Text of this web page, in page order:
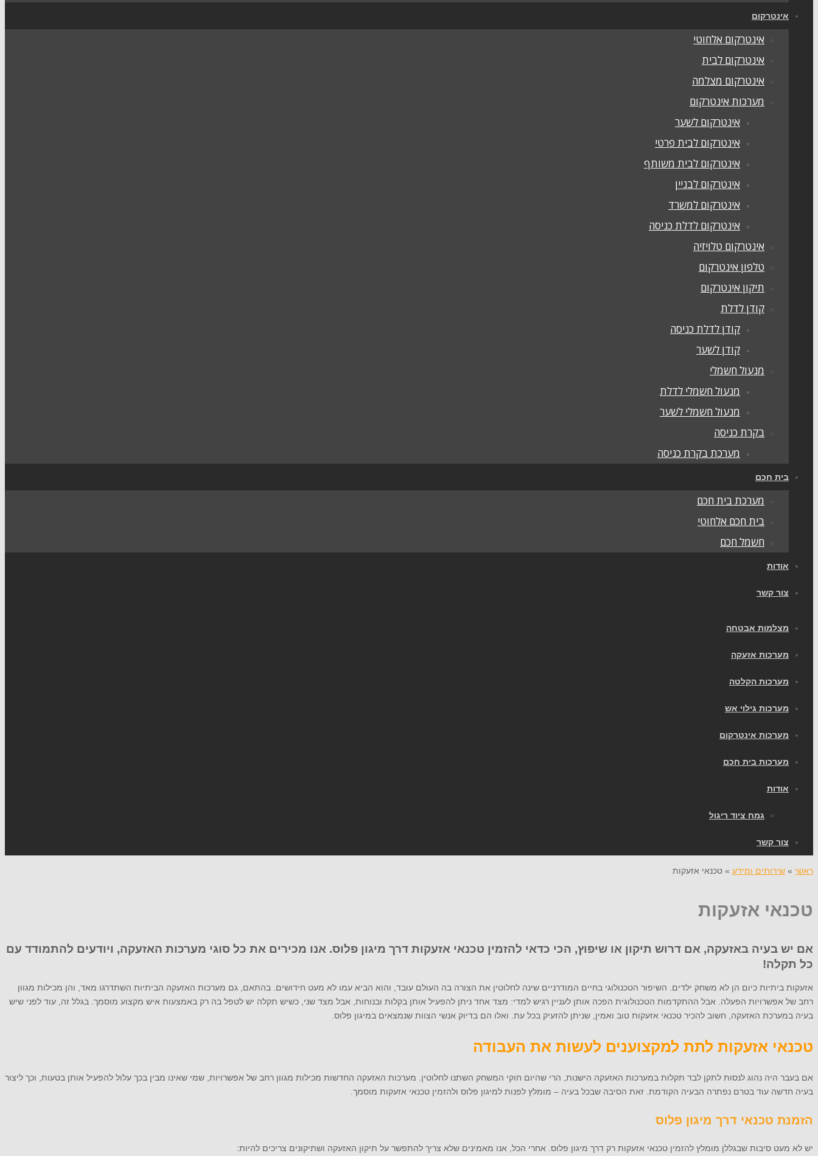
אינטרקום
אינטרקום אלחוטי
אינטרקום לבית
אינטרקום מצלמה
מערכות אינטרקום
אינטרקום לשער
אינטרקום לבית פרטי
אינטרקום לבית משותף
אינטרקום לבניין
אינטרקום למשרד
אינטרקום לדלת כניסה
אינטרקום טלויזיה
טלפון אינטרקום
תיקון אינטרקום
קודן לדלת
קודן לדלת כניסה
קודן לשער
מנעול חשמלי
מנעול חשמלי לדלת
מנעול חשמלי לשער
בקרת כניסה
מערכת בקרת כניסה
בית חכם
מערכת בית חכם
בית חכם אלחוטי
חשמל חכם
אודות
צור קשר
מצלמות אבטחה
מערכות אזעקה
מערכות הקלטה
מערכות גילוי אש
מערכות אינטרקום
מערכות בית חכם
אודות
גמח ציוד ריגול
צור קשר
ראשי » שירותים ומידע » טכנאי אזעקות
טכנאי אזעקות
אם יש בעיה באזעקה, אם דרוש תיקון או שיפוץ, הכי כדאי להזמין טכנאי אזעקות דרך מיגון פלוס. אנו מכירים את כל סוגי מערכות האזעקה, ויודעים להתמודד עם
כל תקלה!
אזעקות ביתיות כיום הן לא משחק ילדים. השיפור הטכנולוגי בחיים המודרניים שינה לחלוטין את הצורה בה העולם עובד, והוא הביא עמו לא מעט חידושים. בהתאם, גם מערכות האזעקה הביתיות השתדרגו מאד, והן מכילות מגוון
רחב של אפשרויות הפעלה. אבל ההתקדמות הטכנולוגית הפכה אותן לעניין רגיש למדי: מצד אחד ניתן להפעיל אותן בקלות ובנוחות, אבל מצד שני, כשיש תקלה יש לטפל בה רק באמצעות איש מקצוע מוסמך. בגלל זה, עוד לפני שיש
בעיה במערכת האזעקה, חשוב להכיר טכנאי אזעקות טוב ואמין, שניתן להזעיק בכל עת. ואלו הם בדיוק אנשי הצוות שנמצאים במיגון פלוס.
טכנאי אזעקות לתת למקצוענים לעשות את העבודה
אם בעבר היה נהוג לנסות לתקן לבד תקלות במערכות האזעקה הישנות, הרי שהיום חוקי המשחק השתנו לחלוטין. מערכות האזעקה החדשות מכילות מגוון רחב של אפשרויות, שמי שאינו מבין בכך עלול להפעיל אותן בטעות, וכך ליצור
בעיה חדשה עוד בטרם נפתרה הבעיה הקודמת. זאת הסיבה שבכל בעיה – מומלץ לפנות למיגון פלוס ולהזמין טכנאי אזעקות מוסמך.
הזמנת טכנאי דרך מיגון פלוס
יש לא מעט סיבות שבגללן מומלץ להזמין טכנאי אזעקות רק דרך מיגון פלוס. אחרי הכל, אנו מאמינים שלא צריך להתפשר על תיקון האזעקה ושתיקונים צריכים להיות: